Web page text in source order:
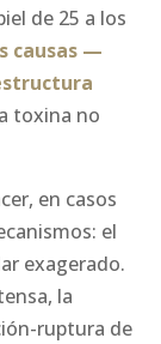
de 25 a los
causas —
toxina no
en casos
el
exagerado.
la
ruptura de